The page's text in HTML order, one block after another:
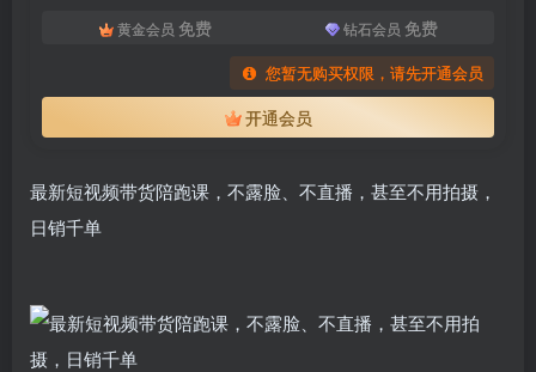
黄金会员 免费 钻石会员 免费
您暂无购买权限，请先开通会员
开通会员
最新短视频带货陪跑课，不露脸、不直播，甚至不用拍摄，
日销千单